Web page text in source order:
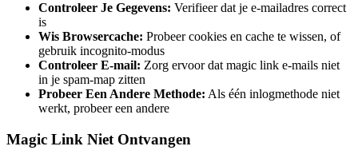
Controleer Je Gegevens: Verifieer dat je e-mailadres correct
is
Wis Browsercache: Probeer cookies en cache te wissen, of
gebruik incognito-modus
Controleer E-mail: Zorg ervoor dat magic link e-mails niet
in je spam-map zitten
Probeer Een Andere Methode: Als één inlogmethode niet
werkt, probeer een andere
Magic Link Niet Ontvangen